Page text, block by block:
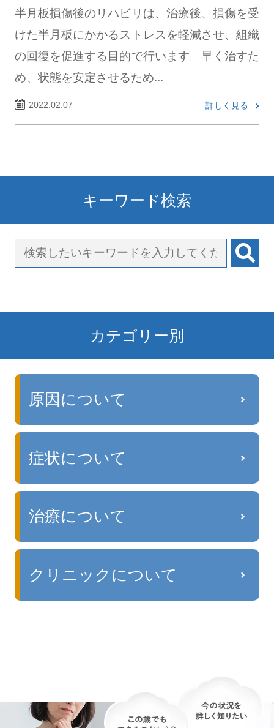
半月板損傷後のリハビリは、治療後、損傷を受
けた半月板にかかるストレスを軽減させ、組織
の回復を促進する目的で行います。早く治すた
め、状態を安定させるため...
2022.02.07 詳しく見る
キーワード検索
カテゴリー別
原因について
症状について
治療について
クリニックについて